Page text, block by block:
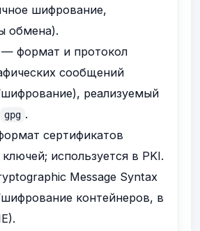
шифрование,
обмена).
— формат и протокол
сообщений
реализуемый
gpg .
сертификатов
используется в PKI.
Message Syntax
контейнеров, в